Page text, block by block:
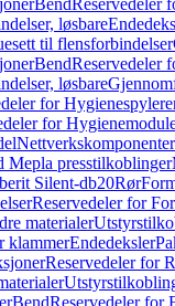
BendReservedeler
løsbare
til flensforbindelser
BendReservedeler
løsbare
for
for
Nettverkskomponenter
Mepla presstilkoblinger
Silent-db20Rør
Reservedeler for
materialer
klammerEndedeksler
Reservedeler for
BendReservedeler for